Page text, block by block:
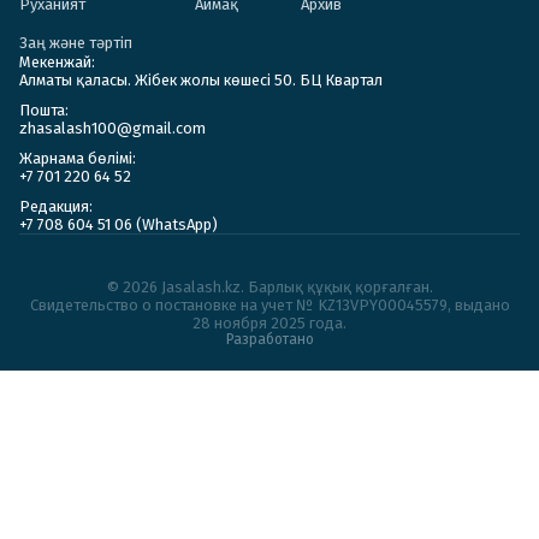
Руханият Аймақ Архив
Заң және тәртіп
Мекенжай:
Алматы қаласы. Жібек жолы көшесі 50. БЦ Квартал
Пошта:
zhasalash100@gmail.com
Жарнама бөлімі:
+7 701 220 64 52
Редакция:
+7 708 604 51 06 (WhatsApp)
© 2026 Jasalash.kz. Барлық құқық қорғалған.
Cвидетельство о постановке на учет № KZ13VPY00045579, выдано
28 ноября 2025 года.
Разработано